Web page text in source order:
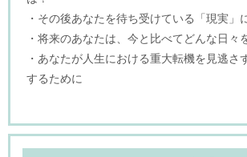
・その後あなたを待ち受けている「現実」
・将来のあなたは、今と比べてどんな日々
・あなたが人生における重大転機を見逃さ
するために